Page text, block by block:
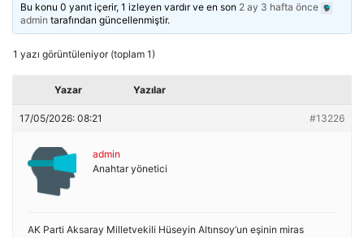
Bu konu 0 yanıt içerir, 1 izleyen vardır ve en son 2 ay 3 hafta önce
admin tarafından güncellenmiştir.
1 yazı görüntüleniyor (toplam 1)
Yazar Yazılar
17/05/2026: 08:21 #13226
admin
Anahtar yönetici
AK Parti Aksaray Milletvekili Hüseyin Altınsoy’un eşinin miras